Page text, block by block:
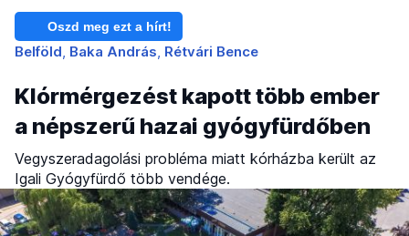
Oszd meg ezt a hírt!
Belföld Baka András Rétvári Bence
Klórmérgezést kapott több ember
a népszerű hazai gyógyfürdőben
Vegyszeradagolási probléma miatt kórházba került az
Igali Gyógyfürdő több vendége.